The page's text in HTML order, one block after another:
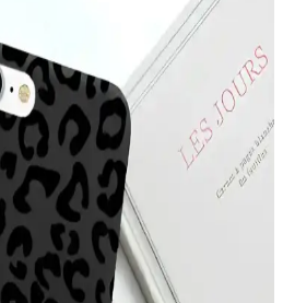
yüksek kaliteli TPU malzemeden
çizik ve darbelere karşı korur,
kolaylığı sağlar.
14 Pro Max Kılıfı:
Çözümü
dayanıklı malzeme ve şeffaf
estetik ve fonksiyonelliği bir arada
şarj uyumludur.
Şık ve Koruyucu Altın